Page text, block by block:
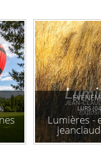
LURS
Lumières -